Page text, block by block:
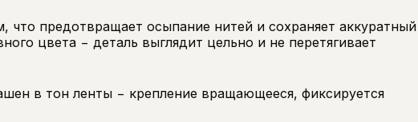
предотвращает осыпание нитей и сохраняет аккуратный
цвета − деталь выглядит цельно и не перетягивает
в тон ленты − крепление вращающееся, фиксируется